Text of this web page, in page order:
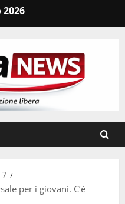
2026
per i giovani. C’è